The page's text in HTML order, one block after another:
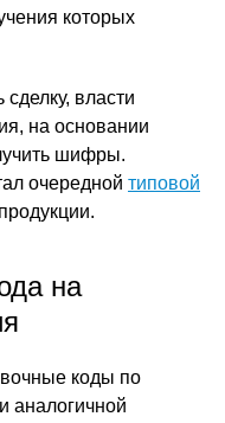
которых
власти
на основании
шифры.
очередной типовой
на
коды по
аналогичной